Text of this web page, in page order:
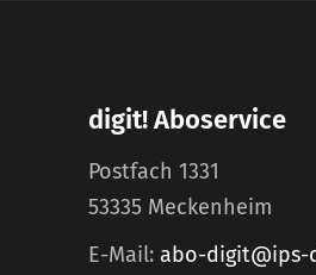
digit! Aboservice
Postfach 1331
53335 Meckenheim
E-Mail: abo-digit@ips-